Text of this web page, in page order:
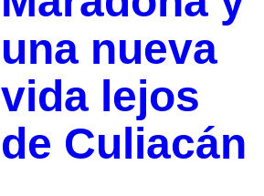
una nueva
vida lejos
de Culiacán